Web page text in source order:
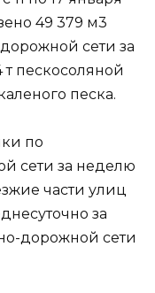
49 379 м3
сети за
т пескосоляной
песка.
по
сети за неделю
части улиц
за
дорожной сети